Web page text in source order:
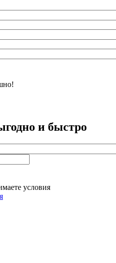
и быстро
условия